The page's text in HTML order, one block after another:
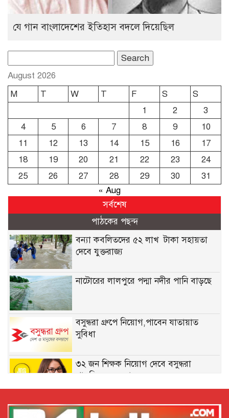
যে গান বাংলাদেশের ইতিহাস বদলে দিয়েছিল
for:
August 2026
M
T W T F S
S
1
2
3
4
5 6 7 8 9
10
11
12 13 14 15 16
17
18
19 20 21 22 23
24
25
26 27 28 29 30
31
« Aug
সর্বশেষ
পাঠকের পছন্দ
বন্যা কব‌লিতদের ৫২ লাখ টাকা সহায়তা
দেবে যুক্তরাজ্য
নাটোরের লালপুরে পদ্মা নদীর পানি বাড়ছে
বসুন্ধরা গ্রুপে নিয়োগ,পাবেন যাতায়াত
সুবিধা
৩২ জন শিক্ষক নিয়োগ দেবে বসুন্ধরা
পাবলিক স্কুল অ্যান্ড কলেজ
নিয়োগ দেবে সেভ দ্য চিলড্রেন, কর্মস্থল ঢাকা